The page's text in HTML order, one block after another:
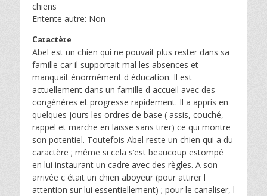
chiens
Entente autre: Non
Caractère
Abel est un chien qui ne pouvait plus rester dans sa
famille car il supportait mal les absences et
manquait énormément d éducation. Il est
actuellement dans un famille d accueil avec des
congénères et progresse rapidement. Il a appris en
quelques jours les ordres de base ( assis, couché,
rappel et marche en laisse sans tirer) ce qui montre
son potentiel. Toutefois Abel reste un chien qui a du
caractère ; même si cela s’est beaucoup estompé
en lui instaurant un cadre avec des règles. A son
arrivée c était un chien aboyeur (pour attirer l
attention sur lui essentiellement) ; pour le canaliser, l